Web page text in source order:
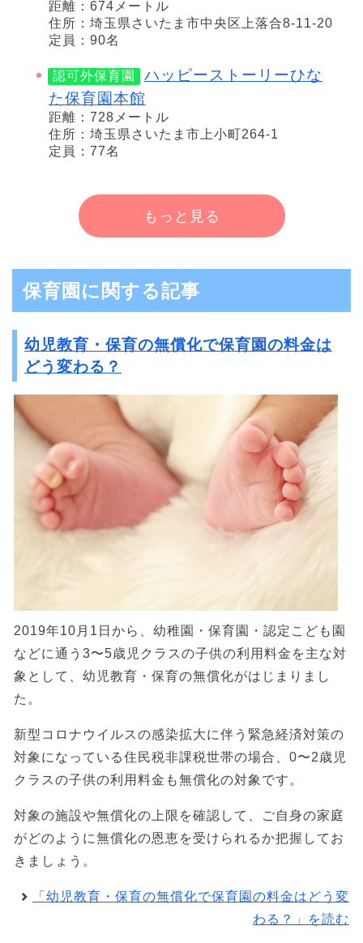
距離：674メートル
住所：埼玉県さいたま市中央区上落合8-11-20
定員：90名
認可外保育園
ハッピーストーリーひな
た保育園本館
距離：728メートル
住所：埼玉県さいたま市上小町264-1
定員：77名
もっと見る
保育園に関する記事
幼児教育・保育の無償化で保育園の料金は
どう変わる？
2019年10月1日から、幼稚園・保育園・認定こども園
などに通う3〜5歳児クラスの子供の利用料金を主な対
象として、幼児教育・保育の無償化がはじまりまし
た。
新型コロナウイルスの感染拡大に伴う緊急経済対策の
対象になっている住民税非課税世帯の場合、0〜2歳児
クラスの子供の利用料金も無償化の対象です。
対象の施設や無償化の上限を確認して、ご自身の家庭
がどのように無償化の恩恵を受けられるか把握してお
きましょう。
「幼児教育・保育の無償化で保育園の料金はどう変
わる？」を読む